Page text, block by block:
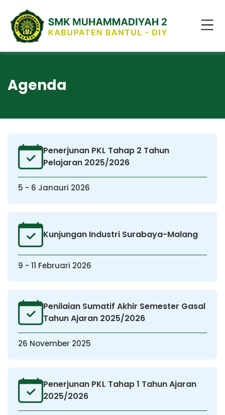
Agenda
Penerjunan PKL Tahap 2 Tahun
Pelajaran 2025/2026
5 - 6 Janauri 2026
Kunjungan Industri Surabaya-Malang
9 - 11 Februari 2026
Penilaian Sumatif Akhir Semester Gasal
Tahun Ajaran 2025/2026
26 November 2025
Penerjunan PKL Tahap 1 Tahun Ajaran
2025/2026